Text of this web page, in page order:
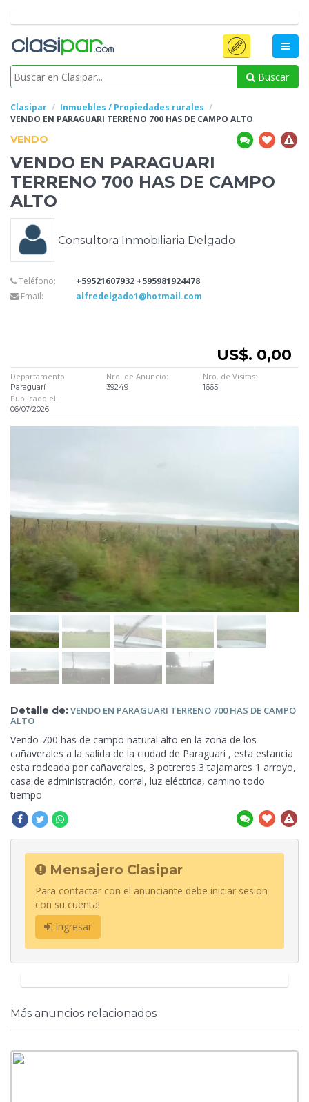
Buscar
Clasipar
Inmuebles / Propiedades rurales
VENDO EN PARAGUARI TERRENO 700 HAS DE CAMPO ALTO
VENDO
VENDO EN PARAGUARI
TERRENO 700 HAS DE CAMPO
ALTO
Consultora Inmobiliaria Delgado
Teléfono:
+59521607932 +595981924478
Email:
alfredelgado1@hotmail.com
US$. 0,00
Departamento:
Paraguarí
Nro. de Anuncio:
39249
Nro. de Visitas:
1665
Publicado el:
06/07/2026
Detalle de:VENDO EN PARAGUARI TERRENO 700 HAS DE CAMPO
ALTO
Vendo 700 has de campo natural alto en la zona de los
cañaverales a la salida de la ciudad de Paraguari , esta estancia
esta rodeada por cañaverales, 3 potreros,3 tajamares 1 arroyo,
casa de administración, corral, luz eléctrica, camino todo
tiempo
Mensajero Clasipar
Para contactar con el anunciante debe iniciar sesion
con su cuenta!
Ingresar
Más anuncios relacionados